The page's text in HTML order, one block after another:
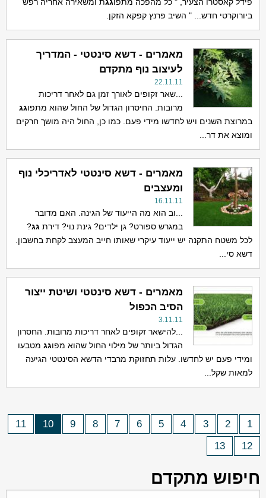
ביורוקרטי חדש... " השיב פרנץ קפקא הזקן.
מאמרים - דשא סינטטי - המדריך
לעיצוב נוף מתקדם
22.11.11
...שאר זקופים לאורך זמן גם לאחר דריכות
מרובות. החיסרון הגדול של החול שהוא מתפוגג
במרוצת השנים ויש לחדשו מידי פעם. כמו כן, החול היה מושך חרקים
ומוצא את דר...
מאמרים - דשא סינטטי לאדריכלי נוף
ומעצבים
16.11.11
...וב הוא מה הייעוד של הגינה. האם מדובר
במגרש ספורט? גן ילדים? גינת נוי? דירת גג?
לכל משטח התקנה יש ייעוד עיקרי שאותו חייב המעצב לקחת בחשבון.
דשא סי...
מאמרים - דשא סינטטי ושיטת ייצור
הסיב הכפול
3.11.11
...להישאר זקופים לאחר דריכות מרובות. החסרון
הגדול ביותר של מילוי החול שהוא מפוגג מטבעו
ומידי פעם יש לחדשו. עלות תחזוקת מרבדי הדשא הסינטטי הגיעה
למאות שקל...
1
2
3
4
5
6
7
8
9
10
11
12
13
חיפוש מתקדם